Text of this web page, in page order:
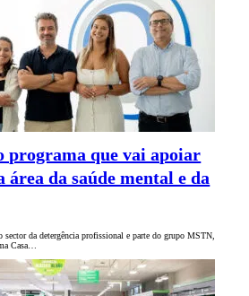
programa que vai apoiar
área da saúde mental e da
da detergência profissional e parte do grupo MSTN,
Casa…